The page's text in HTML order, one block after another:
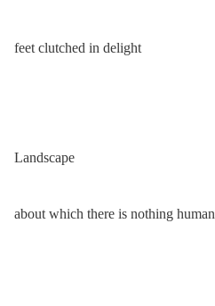
feet clutched in delight
Landscape
about which there is nothing human